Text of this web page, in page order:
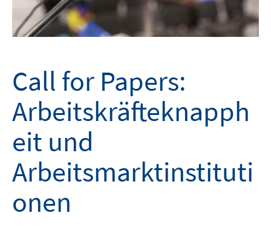
Call for Papers:
Arbeitskräfteknapph
eit und
Arbeitsmarktinstituti
onen